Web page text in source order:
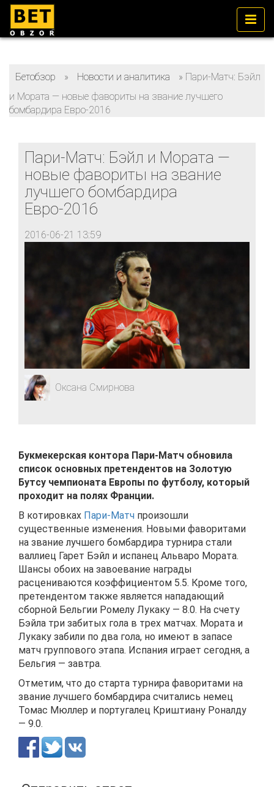
Бетобзор » Новости и аналитика » Пари-Матч: Бэйл
и Мората — новые фавориты на звание лучшего
бомбардира Евро-2016
Пари-Матч: Бэйл и Мората —
новые фавориты на звание
лучшего бомбардира
Евро-2016
2016-06-21 13:59
Оксана Смирнова
Букмекерская контора Пари-Матч обновила
список основных претендентов на Золотую
Бутсу чемпионата Европы по футболу, который
проходит на полях Франции.
В котировках Пари-Матч произошли
существенные изменения. Новыми фаворитами
на звание лучшего бомбардира турнира стали
валлиец Гарет Бэйл и испанец Альваро Мората.
Шансы обоих на завоевание награды
расцениваются коэффициентом 5.5. Кроме того,
претендентом также является нападающий
сборной Бельгии Ромелу Лукаку — 8.0. На счету
Бэйла три забитых гола в трех матчах. Мората и
Лукаку забили по два гола, но имеют в запасе
матч группового этапа. Испания играет сегодня, а
Бельгия — завтра.
Отметим, что до старта турнира фаворитами на
звание лучшего бомбардира считались немец
Томас Мюллер и португалец Криштиану Роналду
— 9.0.